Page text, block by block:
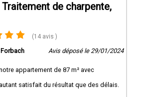
Traitement de charpente,
(14 avis )
Forbach Avis déposé le 29/01/2024
appartement de 87 m² avec
satisfait du résultat que des délais.